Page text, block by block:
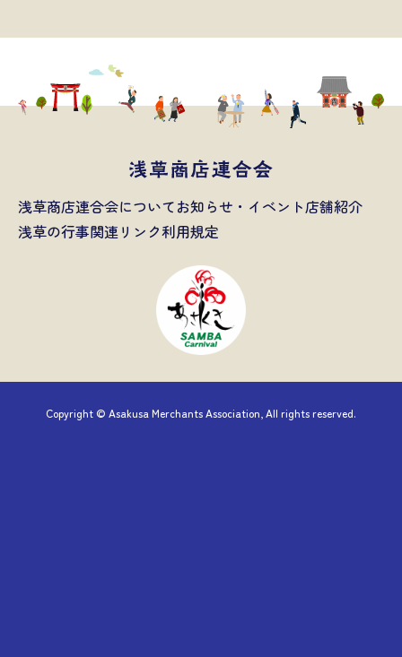
浅草商店連合会についてお知らせ・イベント店舗紹介
浅草の行事関連リンク利用規定
Copyright © Asakusa Merchants Association, All rights reserved.